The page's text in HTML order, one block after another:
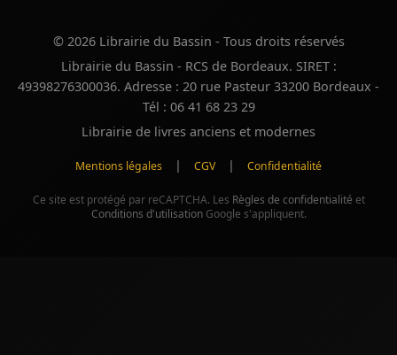
© 2026 Librairie du Bassin - Tous droits réservés
Librairie du Bassin - RCS de Bordeaux. SIRET :
49398276300036. Adresse : 20 rue Pasteur 33200 Bordeaux -
Tél : 06 41 68 23 29
Librairie de livres anciens et modernes
Mentions légales | CGV | Confidentialité
Ce site est protégé par reCAPTCHA. Les Règles de confidentialité et
Conditions d'utilisationGoogle s'appliquent.